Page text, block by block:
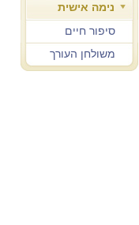
נימה אישית
סיפור חיים
משולחן העורך